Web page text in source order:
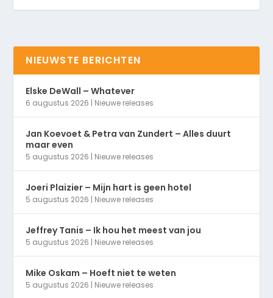
NIEUWSTE BERICHTEN
Elske DeWall – Whatever
6 augustus 2026 | Nieuwe releases
Jan Koevoet & Petra van Zundert – Alles duurt
maar even
5 augustus 2026 | Nieuwe releases
Joeri Plaizier – Mijn hart is geen hotel
5 augustus 2026 | Nieuwe releases
Jeffrey Tanis – Ik hou het meest van jou
5 augustus 2026 | Nieuwe releases
Mike Oskam – Hoeft niet te weten
5 augustus 2026 | Nieuwe releases